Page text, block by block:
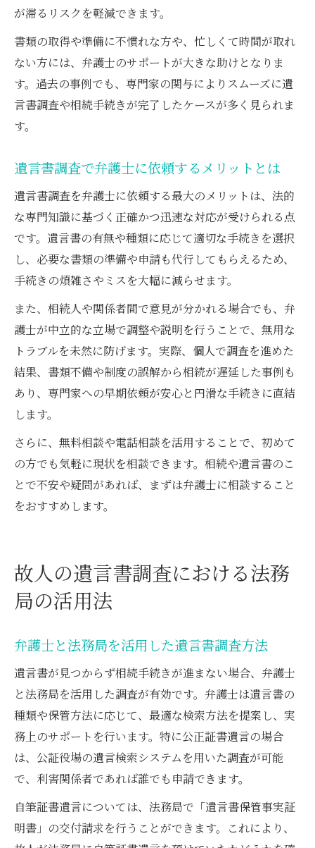
が滞るリスクを軽減できます。
書類の取得や準備に不慣れな方や、忙しくて時間が取れ
ない方には、弁護士のサポートが大きな助けとなりま
す。過去の事例でも、専門家の関与によりスムーズに遺
言書調査や相続手続きが完了したケースが多く見られま
す。
遺言書調査で弁護士に依頼するメリットとは
遺言書調査を弁護士に依頼する最大のメリットは、法的
な専門知識に基づく正確かつ迅速な対応が受けられる点
です。遺言書の有無や種類に応じて適切な手続きを選択
し、必要な書類の準備や申請も代行してもらえるため、
手続きの煩雑さやミスを大幅に減らせます。
また、相続人や関係者間で意見が分かれる場合でも、弁
護士が中立的な立場で調整や説明を行うことで、無用な
トラブルを未然に防げます。実際、個人で調査を進めた
結果、書類不備や制度の誤解から相続が遅延した事例も
あり、専門家への早期依頼が安心と円滑な手続きに直結
します。
さらに、無料相談や電話相談を活用することで、初めて
の方でも気軽に現状を相談できます。相続や遺言書のこ
とで不安や疑問があれば、まずは弁護士に相談すること
をおすすめします。
故人の遺言書調査における法務
局の活用法
弁護士と法務局を活用した遺言書調査方法
遺言書が見つからず相続手続きが進まない場合、弁護士
と法務局を活用した調査が有効です。弁護士は遺言書の
種類や保管方法に応じて、最適な検索方法を提案し、実
務上のサポートを行います。特に公正証書遺言の場合
は、公証役場の遺言検索システムを用いた調査が可能
で、利害関係者であれば誰でも申請できます。
自筆証書遺言については、法務局で「遺言書保管事実証
明書」の交付請求を行うことができます。これにより、